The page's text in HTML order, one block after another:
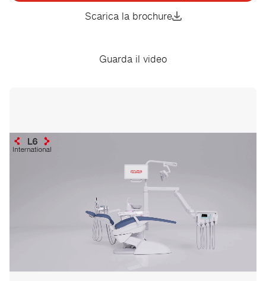
Scarica la brochure
Guarda il video